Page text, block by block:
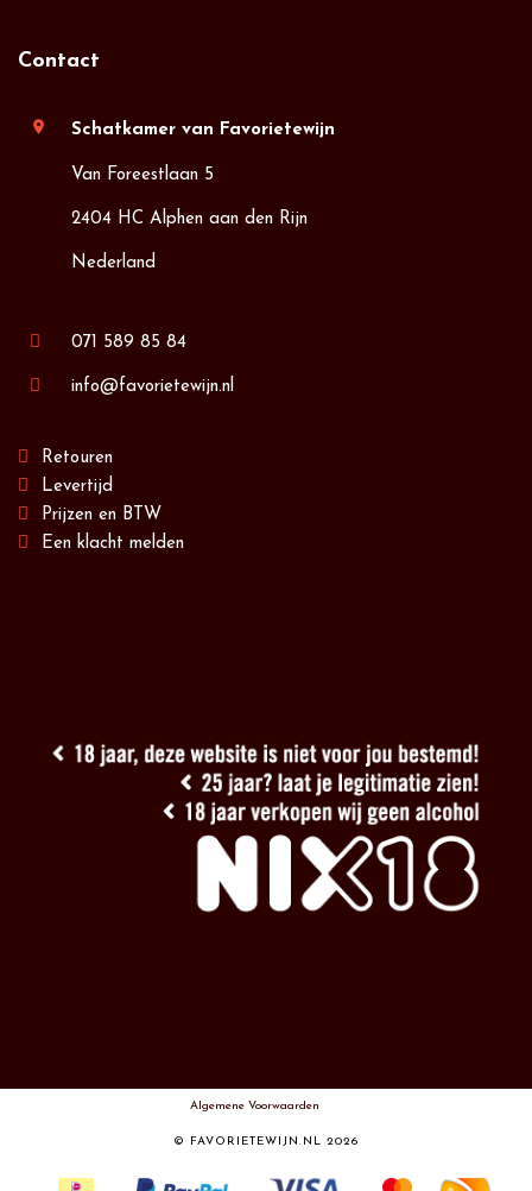
Contact
location_on Schatkamer van Favorietewijn
Van Foreestlaan 5
2404 HC Alphen aan den Rijn
Nederland
071 589 85 84
info@favorietewijn.nl
Retouren
Levertijd
Prijzen en BTW
Een klacht melden
Algemene Voorwaarden
© FAVORIETEWIJN.NL 2026